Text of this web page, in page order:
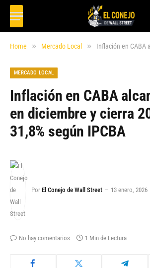
Home » Mercado Local » Inflación en CABA alcanza 2,7% en
MERCADO LOCAL
Inflación en CABA
en diciembre y cierra
31,8% según IPCBA
Por El Conejo de Wall Street 13 enero, 2026
No hay comentarios 1 Min de Lectura